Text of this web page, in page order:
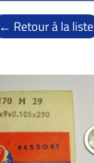
← Retour à la liste